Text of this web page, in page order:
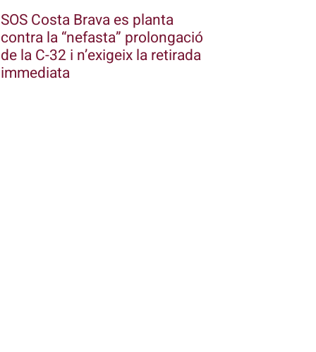
SOS Costa Brava es planta
contra la “nefasta” prolongació
de la C-32 i n’exigeix la retirada
immediata